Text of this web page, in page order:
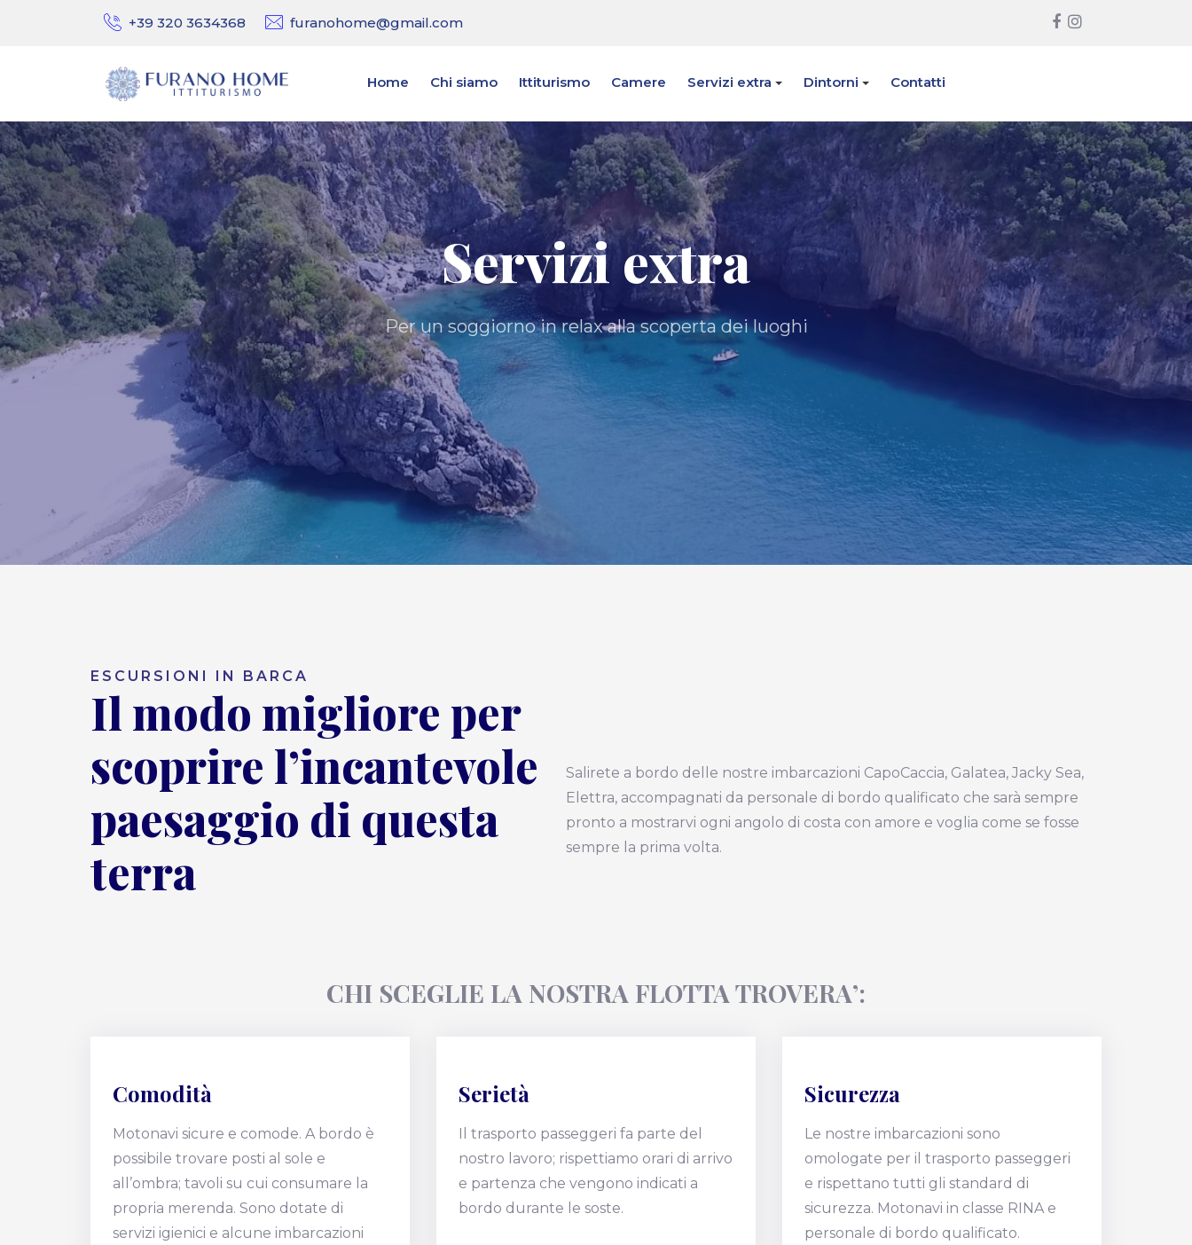
+39 320 3634368 furanohome@gmail.com
Home Chi siamo Ittiturismo Camere Servizi extra Dintorni Contatti
Servizi extra
Per un soggiorno in relax alla scoperta dei luoghi
ESCURSIONI IN BARCA
Il modo migliore per
scoprire l’incantevole
paesaggio di questa
terra
Salirete a bordo delle nostre imbarcazioni CapoCaccia, Galatea, Jacky Sea,
Elettra, accompagnati da personale di bordo qualificato che sarà sempre
pronto a mostrarvi ogni angolo di costa con amore e voglia come se fosse
sempre la prima volta.
CHI SCEGLIE LA NOSTRA FLOTTA TROVERA’:
Comodità
Motonavi sicure e comode. A bordo è
possibile trovare posti al sole e
all’ombra; tavoli su cui consumare la
propria merenda. Sono dotate di
servizi igienici e alcune imbarcazioni
Serietà
Il trasporto passeggeri fa parte del
nostro lavoro; rispettiamo orari di arrivo
e partenza che vengono indicati a
bordo durante le soste.
Sicurezza
Le nostre imbarcazioni sono
omologate per il trasporto passeggeri
e rispettano tutti gli standard di
sicurezza. Motonavi in classe RINA e
personale di bordo qualificato.